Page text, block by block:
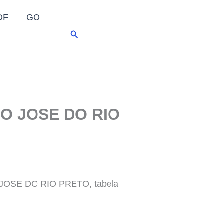
GO
Pesquisar
JOSE DO RIO
DO RIO PRETO, tabela